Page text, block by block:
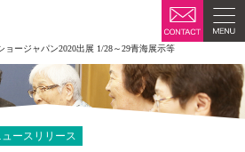
ョージャパン2020出展 1/28～29青海展示等
ュースリリース